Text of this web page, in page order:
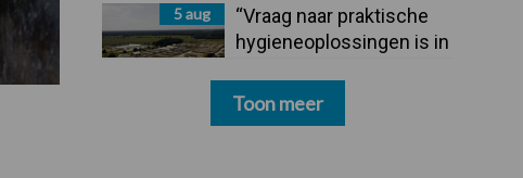
5 aug
“Vraag naar praktische
hygieneoplossingen is in
Toon meer